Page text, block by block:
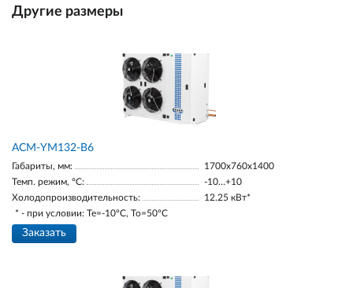
Другие размеры
АСМ-YM132-В6
Габариты, мм:
1700х760х1400
Темп. режим, °С:
-10…+10
Холодопроизводительность:
12.25 кВт*
* - при условии: Te=-10ºC, To=50ºC
Заказать